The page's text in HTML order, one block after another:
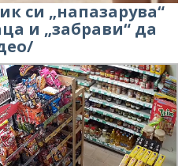
си „напазарува“
и „забрави“ да